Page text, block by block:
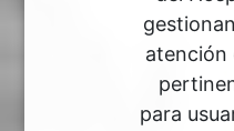
atención
para